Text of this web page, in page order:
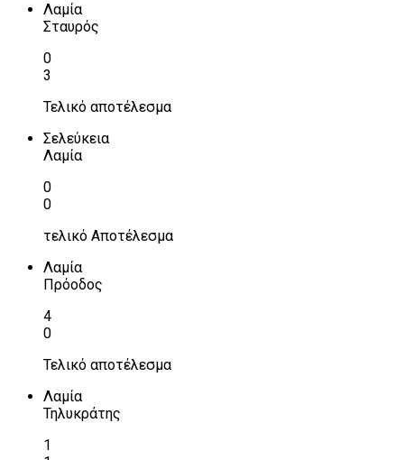
Λαμία
Σταυρός
0
3
Τελικό αποτέλεσμα
Σελεύκεια
Λαμία
0
0
τελικό Αποτέλεσμα
Λαμία
Πρόοδος
4
0
Τελικό αποτέλεσμα
Λαμία
Τηλυκράτης
1